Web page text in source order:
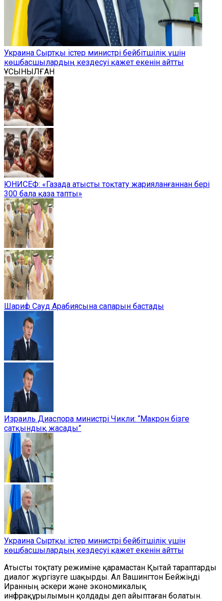
Украина Сыртқы істер министрі бейбітшілік үшін
көшбасшылардың кездесуі қажет екенін айтты
ҰСЫНЫЛҒАН
ЮНИСЕФ: «Газада атысты тоқтату жарияланғаннан бері
300 бала қаза тапты»
Шариф Сауд Арабиясына сапарын бастады
Израиль Диаспора министрі Чикли: “Макрон бізге
сатқындық жасады”
Украина Сыртқы істер министрі бейбітшілік үшін
көшбасшылардың кездесуі қажет екенін айтты
Атысты тоқтату режиміне қарамастан Қытай тараптарды
диалог жүргізуге шақырды. Ал Вашингтон Бейжіңді
Иранның әскери және экономикалық
инфрақұрылымын қолдады деп айыптаған болатын.